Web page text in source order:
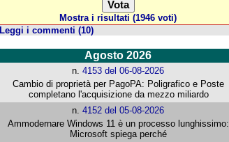
Mostra i risultati (1946 voti)
Leggi i commenti (10)
Agosto 2026
n.4153 del 06-08-2026
Cambio di proprietà per PagoPA: Poligrafico e Poste
completano l'acquisizione da mezzo miliardo
n.4152 del 05-08-2026
Ammodernare Windows 11 è un processo lunghissimo:
Microsoft spiega perché